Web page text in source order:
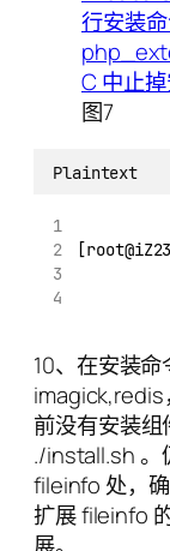
图7
Plaintext
10、在安装命
imagick,redis
前没有安装
./install.sh
fileinfo 处，
扩展 fileinfo